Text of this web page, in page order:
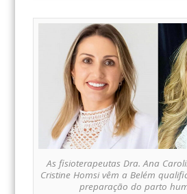
As fisioterapeutas Dra. Ana
Cristine Homsi vêm a Belém
preparação do parto